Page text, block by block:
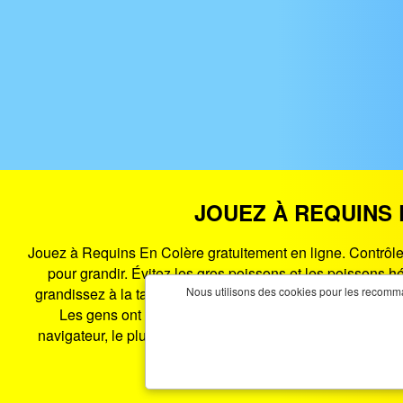
JOUEZ À REQUINS
Jouez à Requins En Colère gratuitement en ligne.
pour grandir. Évitez les gros poissons et les poissons
grandissez à la taille désirée.Angry Sharks . Le requin a
Les gens ont peur de lui et ils essaient de le
navigateur, le plus distribué depuis les années 2000
Nous utilisons des cookies pour les